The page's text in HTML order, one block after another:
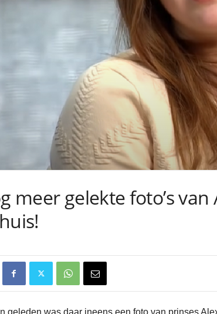
meer gelekte foto’s
geleden was daar ineens een foto van prinses